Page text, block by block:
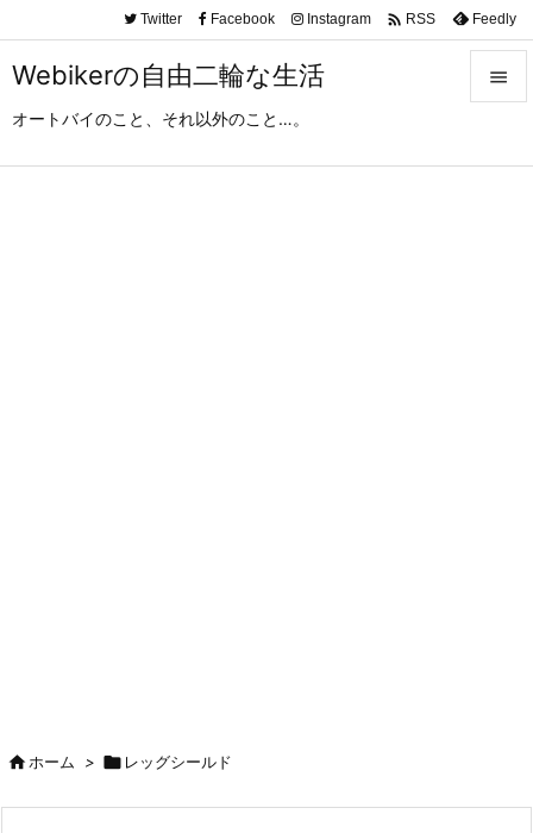
Webikerの自由二輪な生活
オートバイのこと、それ以外のこと…。

Twitter Facebook Instagram  RSS Feedly
ホーム >  レッグシールド